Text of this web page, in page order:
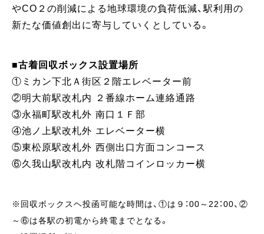
やCO２の削減による地球環境の負荷低減、駅利用の
新たな価値創出に寄与していくとしている。
■古着回収ボックス設置場所
①ミカン下北Ａ街区２階エレベーター前
②明大前駅改札内 ２番線ホーム連絡通路
③永福町駅改札外 南口１Ｆ部
④池ノ上駅改札外 エレベーター横
⑤東松原駅改札外 西側出口方面コンコース
⑥久我山駅改札内 改札階コインロッカー横
※回収ボックスヘ投函可能な時間は、①は９：00～22：00、②
～⑥は各駅の初電から終電までとなる。